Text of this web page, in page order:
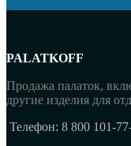
PALATKOFF
Продажа палаток,
другие изделия для
Телефон: 8 800 101-